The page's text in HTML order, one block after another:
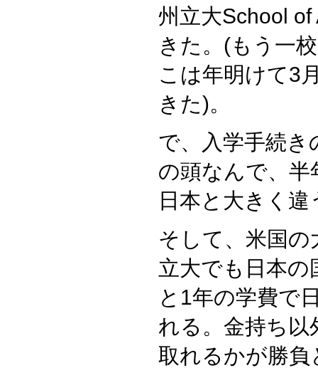
州立大School
きた。(もう一
こは年明けて3
きた)。
で、入学手続き
の頭なんで、
日本と大きく違
そして、米国
立大でも日本の
と1年の学費で
れる。金持ち以
取れるかが勝負